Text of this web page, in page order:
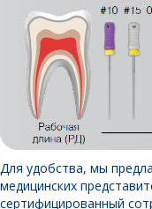
Для удобства, мы
медицинских
сертифицированный